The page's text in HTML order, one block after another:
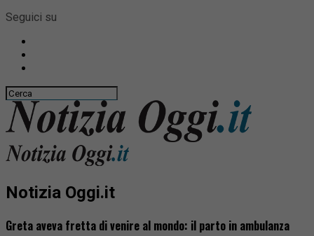
Seguici su
Notizia Oggi.it
Greta aveva fretta di venire al mondo: il parto in ambulanza